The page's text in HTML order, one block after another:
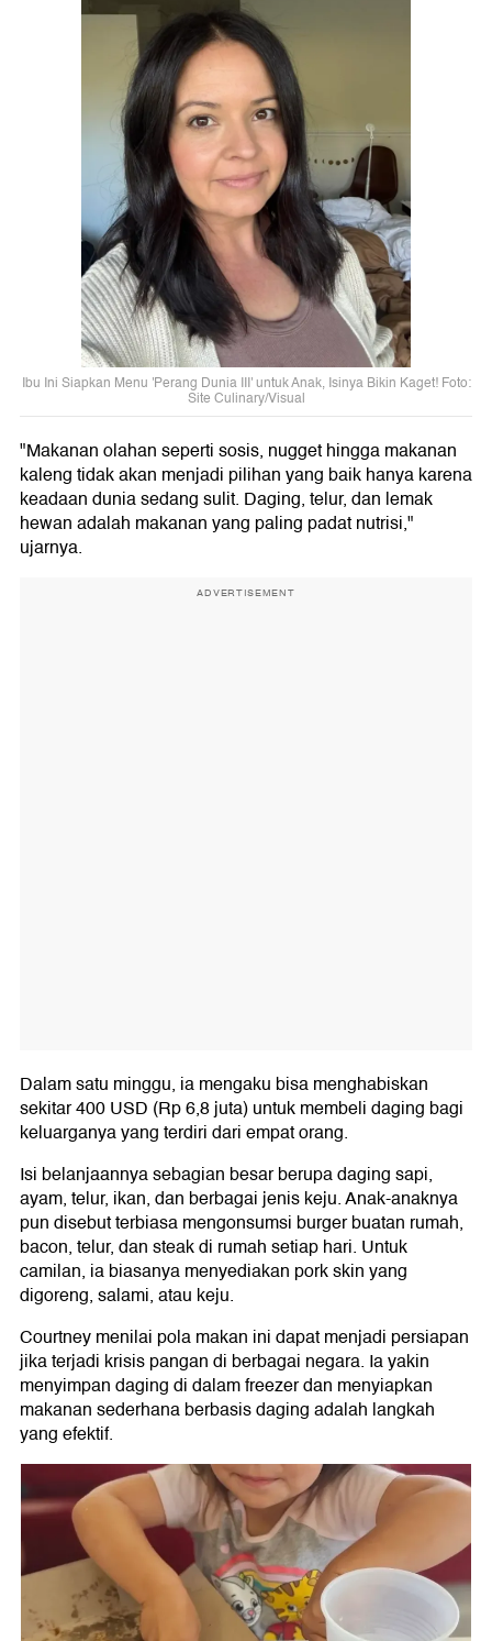
Ibu Ini Siapkan Menu 'Perang Dunia III' untuk Anak, Isinya Bikin Kaget! Foto:
Site Culinary/Visual
"Makanan olahan seperti sosis, nugget hingga makanan
kaleng tidak akan menjadi pilihan yang baik hanya karena
keadaan dunia sedang sulit. Daging, telur, dan lemak
hewan adalah makanan yang paling padat nutrisi,"
ujarnya.
ADVERTISEMENT
Dalam satu minggu, ia mengaku bisa menghabiskan
sekitar 400 USD (Rp 6,8 juta) untuk membeli daging bagi
keluarganya yang terdiri dari empat orang.
Isi belanjaannya sebagian besar berupa daging sapi,
ayam, telur, ikan, dan berbagai jenis keju. Anak-anaknya
pun disebut terbiasa mengonsumsi burger buatan rumah,
bacon, telur, dan steak di rumah setiap hari. Untuk
camilan, ia biasanya menyediakan pork skin yang
digoreng, salami, atau keju.
Courtney menilai pola makan ini dapat menjadi persiapan
jika terjadi krisis pangan di berbagai negara. Ia yakin
menyimpan daging di dalam freezer dan menyiapkan
makanan sederhana berbasis daging adalah langkah
yang efektif.